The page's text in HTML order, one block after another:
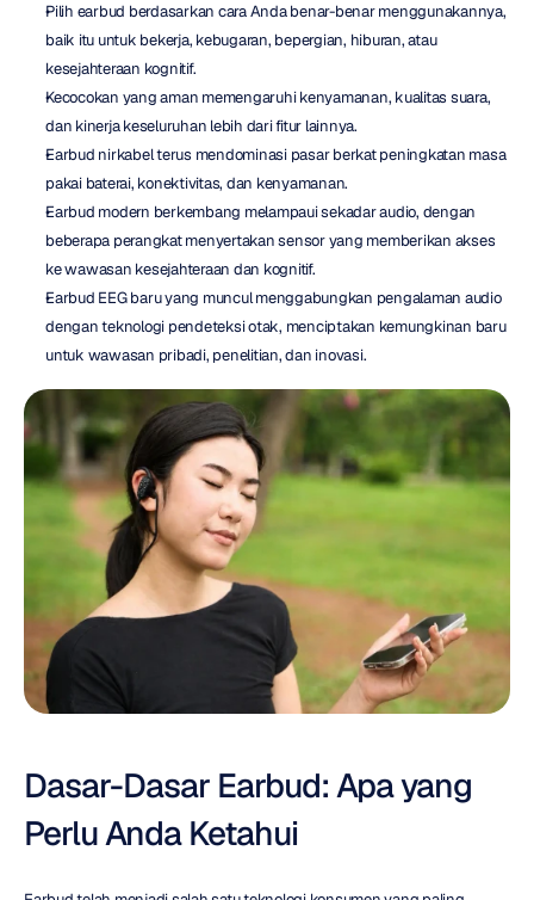
Pilih earbud berdasarkan cara Anda benar-benar menggunakannya,
baik itu untuk bekerja, kebugaran, bepergian, hiburan, atau
kesejahteraan kognitif.
Kecocokan yang aman memengaruhi kenyamanan, kualitas suara,
dan kinerja keseluruhan lebih dari fitur lainnya.
Earbud nirkabel terus mendominasi pasar berkat peningkatan masa
pakai baterai, konektivitas, dan kenyamanan.
Earbud modern berkembang melampaui sekadar audio, dengan
beberapa perangkat menyertakan sensor yang memberikan akses
ke wawasan kesejahteraan dan kognitif.
Earbud EEG baru yang muncul menggabungkan pengalaman audio
dengan teknologi pendeteksi otak, menciptakan kemungkinan baru
untuk wawasan pribadi, penelitian, dan inovasi.
Dasar-Dasar Earbud: Apa yang
Perlu Anda Ketahui